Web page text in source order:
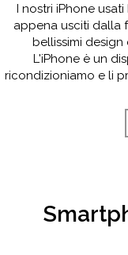
I nostri iPhone
appena usciti dalla
bellissimi
L'iPhone è un
ricondizioniamo e li